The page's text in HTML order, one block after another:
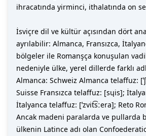
ihracatında yirminci, ithalatında on
İsviçre dil ve kültür açısından dört
ayrılabilir: Almanca, Fransızca,
bölgeler ile Romanşça konuşulan
nedeniyle ülke, yerel dillerde farklı
Almanca: Schweiz Almanca telaffuz:
Suisse Fransızca telaffuz: [sɥis];
İtalyanca telaffuz: [ˈzvit͡sːera]; Reto
Ancak madeni paralarda ve pullarda
ülkenin Latince adı olan